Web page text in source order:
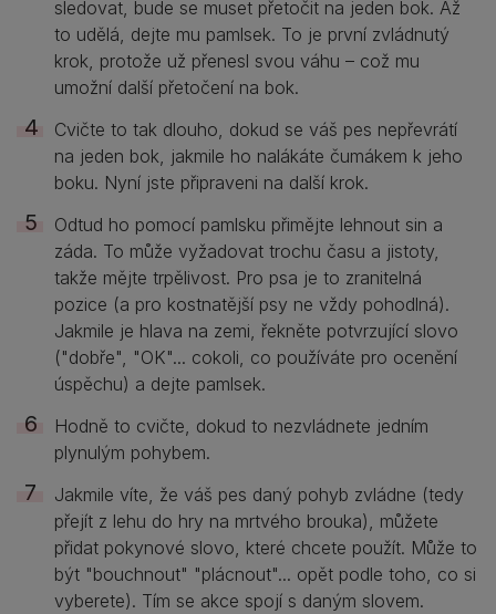
sledovat, bude se muset přetočit na jeden bok. Až
to udělá, dejte mu pamlsek. To je první zvládnutý
krok, protože už přenesl svou váhu – což mu
umožní další přetočení na bok.
Cvičte to tak dlouho, dokud se váš pes nepřevrátí
na jeden bok, jakmile ho nalákáte čumákem k jeho
boku. Nyní jste připraveni na další krok.
Odtud ho pomocí pamlsku přimějte lehnout sin a
záda. To může vyžadovat trochu času a jistoty,
takže mějte trpělivost. Pro psa je to zranitelná
pozice (a pro kostnatější psy ne vždy pohodlná).
Jakmile je hlava na zemi, řekněte potvrzující slovo
("dobře", "OK"... cokoli, co používáte pro ocenění
úspěchu) a dejte pamlsek.
Hodně to cvičte, dokud to nezvládnete jedním
plynulým pohybem.
Jakmile víte, že váš pes daný pohyb zvládne (tedy
přejít z lehu do hry na mrtvého brouka), můžete
přidat pokynové slovo, které chcete použít. Může to
být "bouchnout" "plácnout"... opět podle toho, co si
vyberete). Tím se akce spojí s daným slovem.